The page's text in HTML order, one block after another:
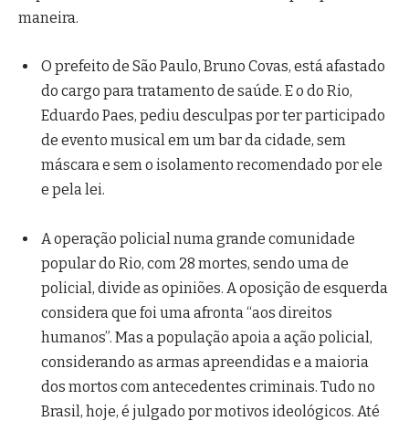
maneira.
O prefeito de São Paulo, Bruno Covas, está afastado
do cargo para tratamento de saúde. E o do Rio,
Eduardo Paes, pediu desculpas por ter participado
de evento musical em um bar da cidade, sem
máscara e sem o isolamento recomendado por ele
e pela lei.
A operação policial numa grande comunidade
popular do Rio, com 28 mortes, sendo uma de
policial, divide as opiniões. A oposição de esquerda
considera que foi uma afronta “aos direitos
humanos”. Mas a população apoia a ação policial,
considerando as armas apreendidas e a maioria
dos mortos com antecedentes criminais. Tudo no
Brasil, hoje, é julgado por motivos ideológicos. Até